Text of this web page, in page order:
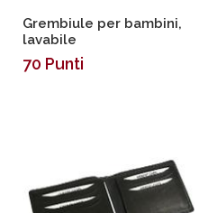
Grembiule per bambini,
lavabile
70 Punti